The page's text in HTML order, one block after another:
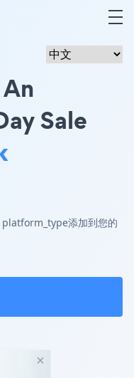
An
Sale
添加到您的